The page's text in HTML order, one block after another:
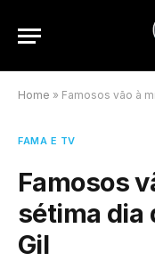
Home » Famosos vão à
FAMA E TV
Famosos
sétima dia
Gil